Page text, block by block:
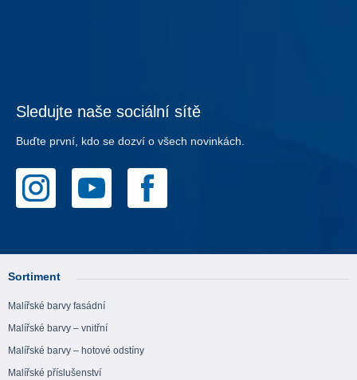
Sledujte naše sociální sítě
Buďte první, kdo se dozví o všech novinkách.
Sortiment
Malířské barvy fasádní
Malířské barvy – vnitřní
Malířské barvy – hotové odstíny
Malířské příslušenství